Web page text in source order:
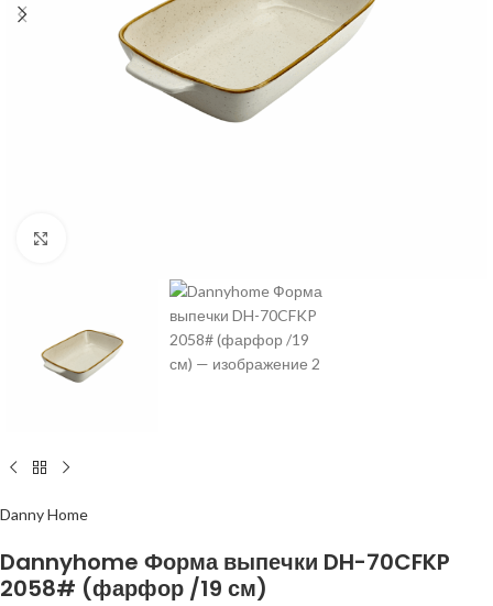
Danny Home
Dannyhome Форма выпечки DH-70CFKP
2058# (фарфор /19 см)